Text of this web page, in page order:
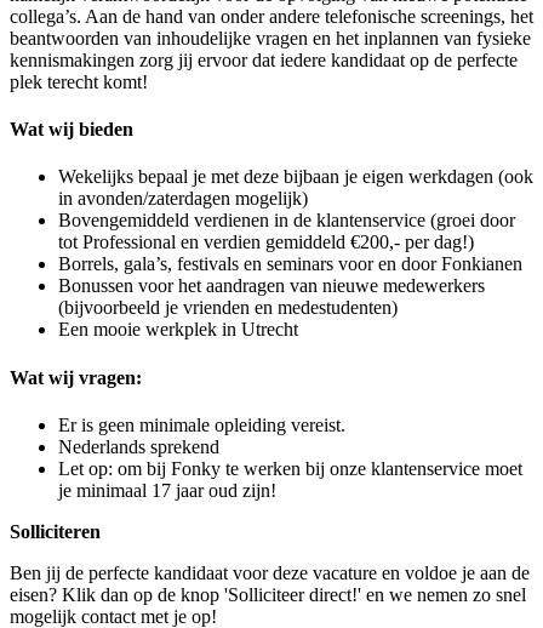
collega’s. Aan de hand van onder andere telefonische screenings, het
beantwoorden van inhoudelijke vragen en het inplannen van fysieke
kennismakingen zorg jij ervoor dat iedere kandidaat op de perfecte
plek terecht komt!
Wat wij bieden
Wekelijks bepaal je met deze bijbaan je eigen werkdagen (ook
in avonden/zaterdagen mogelijk)
Bovengemiddeld verdienen in de klantenservice (groei door
tot Professional en verdien gemiddeld €200,- per dag!)
Borrels, gala’s, festivals en seminars voor en door Fonkianen
Bonussen voor het aandragen van nieuwe medewerkers
(bijvoorbeeld je vrienden en medestudenten)
Een mooie werkplek in Utrecht
Wat wij vragen:
Er is geen minimale opleiding vereist.
Nederlands sprekend
Let op: om bij Fonky te werken bij onze klantenservice moet
je minimaal 17 jaar oud zijn!
Solliciteren
Ben jij de perfecte kandidaat voor deze vacature en voldoe je aan de
eisen? Klik dan op de knop 'Solliciteer direct!' en we nemen zo snel
mogelijk contact met je op!